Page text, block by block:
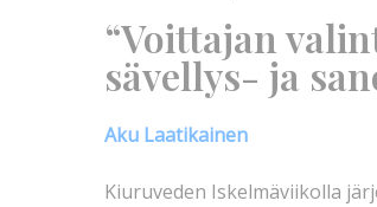
“Voittajan
sävellys- ja
Aku Laatikainen
Kiuruveden Iskelmäviikolla